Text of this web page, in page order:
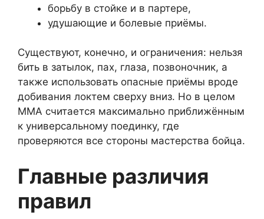
борьбу в стойке и в партере,
удушающие и болевые приёмы.
Существуют, конечно, и ограничения: нельзя
бить в затылок, пах, глаза, позвоночник, а
также использовать опасные приёмы вроде
добивания локтем сверху вниз. Но в целом
ММА считается максимально приближённым
к универсальному поединку, где
проверяются все стороны мастерства бойца.
Главные различия
правил